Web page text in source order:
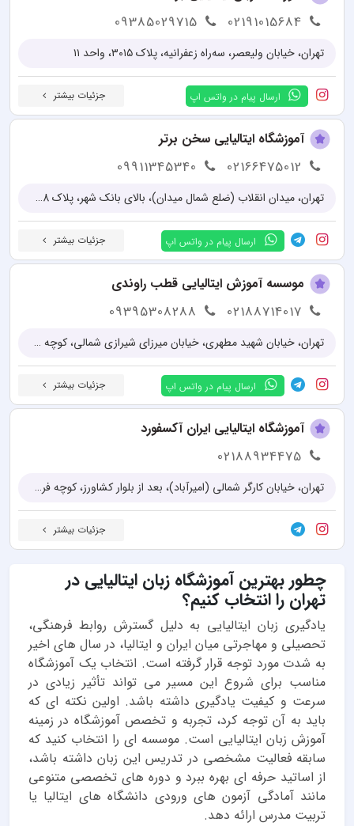
02191015684
09385029715
تهران، خیابان ولیعصر، سه‌راه زعفرانیه، پلاک ۳۰۱۵، واحد ۱۱
ارسال پیام در واتس اپ جزئیات بیشتر
آموزشگاه ایتالیایی سخن برتر
02166475012
09911345340
تهران، میدان انقلاب (ضلع شمال میدان)، بالای بانک شهر، پلاک 48، واحد 5
ارسال پیام در واتس اپ جزئیات بیشتر
موسسه آموزش ایتالیایی قطب راوندی
02188714017
09395308288
تهران، خیابان شهید مطهری، خیابان میرزای شیرازی شمالی، کوچه عرفان، پلاک 4
ارسال پیام در واتس اپ جزئیات بیشتر
آموزشگاه ایتالیایی ایران آکسفورد
02188934475
تهران، خیابان کارگر شمالی (امیرآباد)، بعد از بلوار کشاورز، کوچه فردوسی، خیابان سیندخت جنوبی، کوچه مقدم پلاک ۴
جزئیات بیشتر
چطور بهترین آموزشگاه زبان ایتالیایی در
تهران را انتخاب کنیم؟
یادگیری زبان ایتالیایی به دلیل گسترش روابط فرهنگی،
تحصیلی و مهاجرتی میان ایران و ایتالیا، در سال های اخیر
به شدت مورد توجه قرار گرفته است. انتخاب یک آموزشگاه
مناسب برای شروع این مسیر می تواند تأثیر زیادی در
سرعت و کیفیت یادگیری داشته باشد. اولین نکته ای که
باید به آن توجه کرد، تجربه و تخصص آموزشگاه در زمینه
آموزش زبان ایتالیایی است. موسسه ای را انتخاب کنید که
سابقه فعالیت مشخصی در تدریس این زبان داشته باشد،
از اساتید حرفه ای بهره ببرد و دوره های تخصصی متنوعی
مانند آمادگی آزمون های ورودی دانشگاه های ایتالیا یا
تربیت مدرس ارائه دهد.